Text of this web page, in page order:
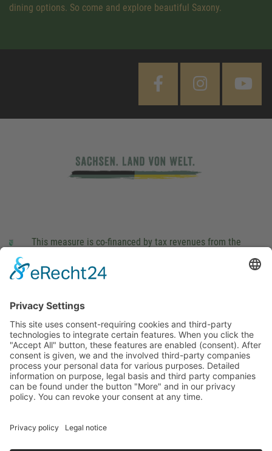
dining options. So come and explore beautiful Saxony.
This measure is co-financed by tax revenues from the
Landtag (parliament).
This site uses consent-requiring cookies and third-party
technologies to integrate certain features. When you click the
"Accept All" button, these features are enabled (consent).
After consent is given, we and the involved third-party
companies process your personal data for various purposes.
companies can be found under the button "More" and in our